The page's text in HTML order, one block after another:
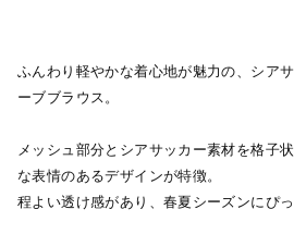
ふんわり軽やかな着心地が魅力の、シア
ーブブラウス。
メッシュ部分とシアサッカー素材を格子
な表情のあるデザインが特徴。
程よい透け感があり、春夏シーズンにぴっ